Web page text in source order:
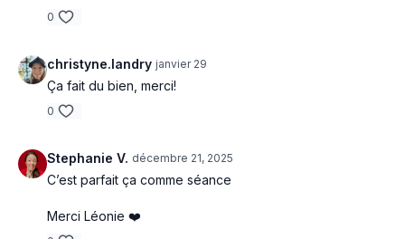
0
christyne.landry janvier 29
Ça fait du bien, merci!
0
Stephanie V. décembre 21, 2025
C’est parfait ça comme séance
Merci Léonie ❤️